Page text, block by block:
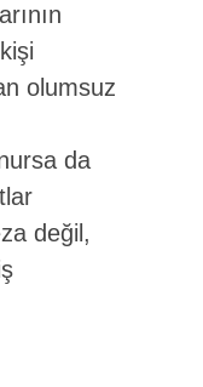
olumsuz
da
değil,